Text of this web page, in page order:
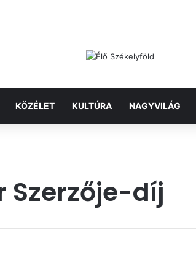
KÖZÉLET KULTÚRA NAGYVILÁG
Szerzője-díj